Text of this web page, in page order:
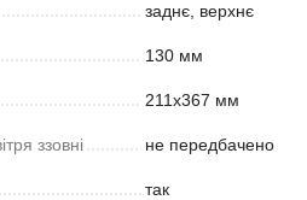
заднє, верхнє
130 мм
211х367 мм
ззовні не передбачено
так